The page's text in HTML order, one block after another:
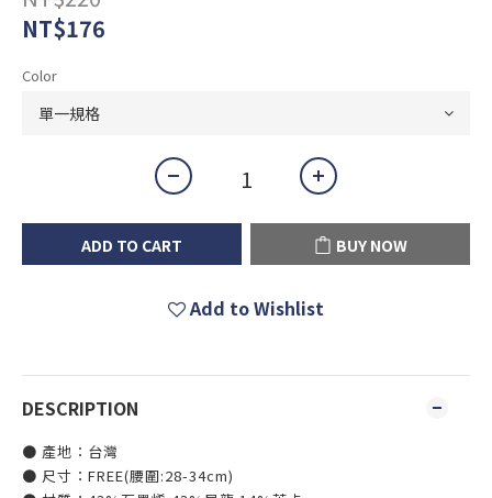
NT$176
Color
ADD TO CART BUY NOW
Add to Wishlist
DESCRIPTION
● 產地：台灣
● 尺寸：FREE(腰圍:28-34cm)